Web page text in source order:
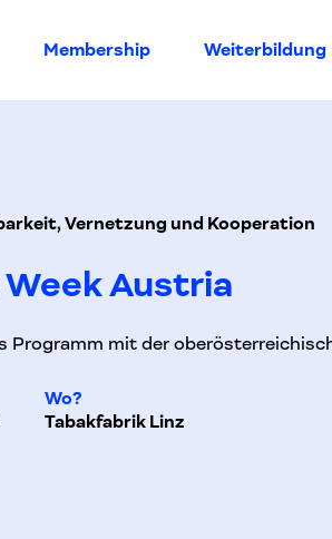
Membership Weiterbildung
Vernetzung und Kooperation
Austria
Programm mit der
Wo?
Tabakfabrik Linz